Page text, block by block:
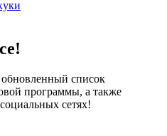
список
программы, а также
сетях!